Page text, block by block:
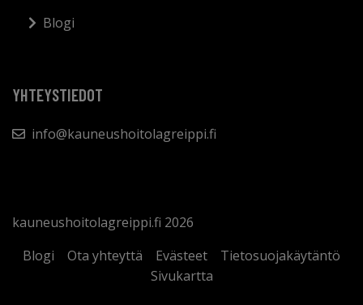
Blogi
YHTEYSTIEDOT
info@kauneushoitolagreippi.fi
kauneushoitolagreippi.fi 2026
Blogi
Ota yhteyttä Evästeet
Tietosuojakäytäntö
Sivukartta